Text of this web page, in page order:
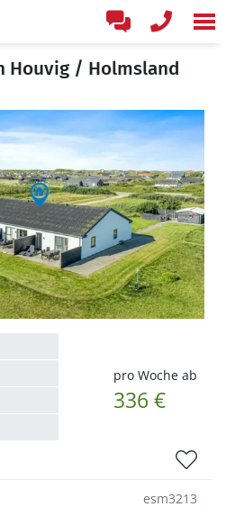
Houvig / Holmsland
pro Woche ab
336 €
esm3213